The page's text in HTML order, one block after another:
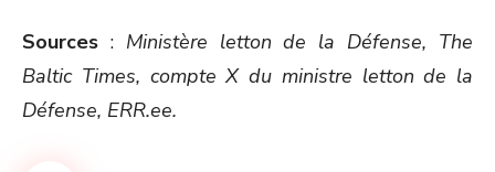
Sources : Ministère letton de la Défense, The
Baltic Times, compte X du ministre letton de la
Défense, ERR.ee.